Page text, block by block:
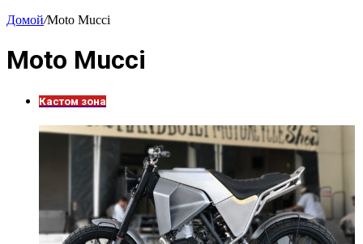
Домой/Moto Mucci
Moto Mucci
Кастом зона